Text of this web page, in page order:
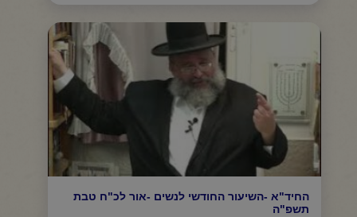
החיד"א -השיעור החודשי לנשים -אור לכ"ח טבת
תשפ"ה